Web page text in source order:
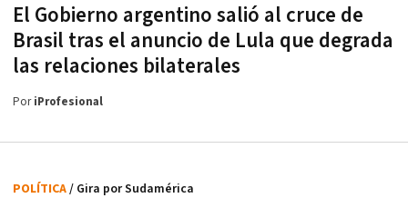
El Gobierno argentino salió al cruce de
Brasil tras el anuncio de Lula que degrada
las relaciones bilaterales
PoriProfesional
POLÍTICA/ Gira por Sudamérica